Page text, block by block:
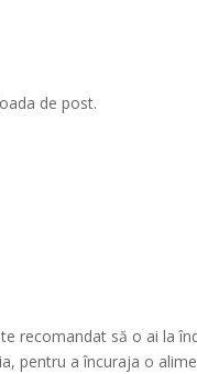
de post.
recomandat să o ai la
pentru a încuraja o